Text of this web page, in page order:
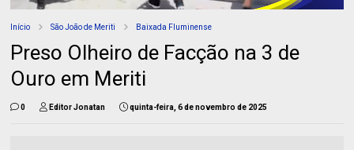
Início São João de Meriti Baixada Fluminense
Preso Olheiro de Facção na 3 de
Ouro em Meriti
0 Editor Jonatan quinta-feira, 6 de novembro de 2025